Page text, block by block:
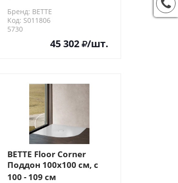
Бренд: BETTE
Код: S011806
5730
45 302 /шт.
BETTE Floor Сorner
Поддон 100х100 см, с
закругленным углом,
100 - 109 см